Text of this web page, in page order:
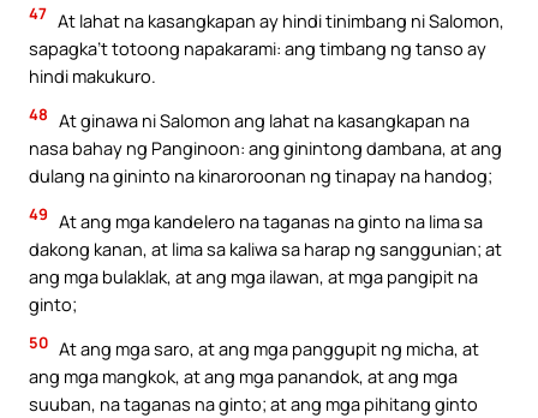
47 At lahat na kasangkapan ay hindi tinimbang ni Salomon,
sapagka’t totoong napakarami: ang timbang ng tanso ay
hindi makukuro.
48 At ginawa ni Salomon ang lahat na kasangkapan na
nasa bahay ng Panginoon: ang ginintong dambana, at ang
dulang na gininto na kinaroroonan ng tinapay na handog;
49 At ang mga kandelero na taganas na ginto na lima sa
dakong kanan, at lima sa kaliwa sa harap ng sanggunian; at
ang mga bulaklak, at ang mga ilawan, at mga pangipit na
ginto;
50 At ang mga saro, at ang mga panggupit ng micha, at
ang mga mangkok, at ang mga panandok, at ang mga
suuban, na taganas na ginto; at ang mga pihitang ginto